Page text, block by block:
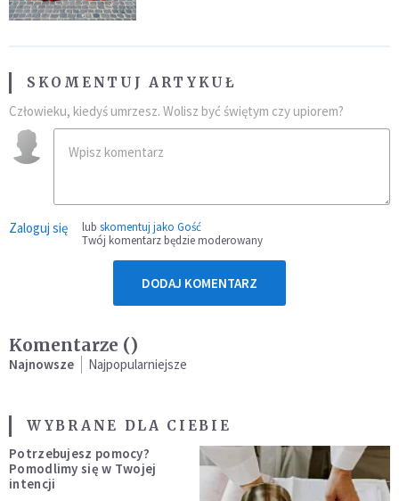
SKOMENTUJ ARTYKUŁ
Człowieku, kiedyś umrzesz. Wolisz być świętym czy upiorem?
Zaloguj się lub skomentuj jako Gość
Twój komentarz będzie moderowany
DODAJ KOMENTARZ
Komentarze ()
Najnowsze Najpopularniejsze
WYBRANE DLA CIEBIE
Potrzebujesz pomocy?
Pomodlimy się w Twojej
intencji